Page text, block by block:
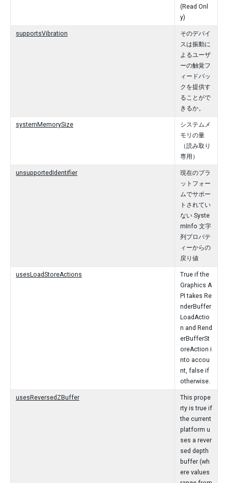
(Read Onl
y)
supportsVibration
そのデバイ
スは振動に
よるユーザ
ーの触覚フ
ィードバッ
クを提供す
ることがで
きるか。
systemMemorySize
システムメ
モリの量
（読み取り
専用）
unsupportedIdentifier
現在のプラ
ットフォー
ムでサポー
トされてい
ない Syste
mInfo 文字
列プロパテ
ィーからの
戻り値
usesLoadStoreActions
True if the
Graphics A
PI takes Re
nderBuffer
LoadActio
n and Rend
erBufferSt
oreAction i
nto accou
nt, false if
otherwise.
usesReversedZBuffer
This prope
rty is true if
the current
platform u
ses a rever
sed depth
buffer (wh
ere values